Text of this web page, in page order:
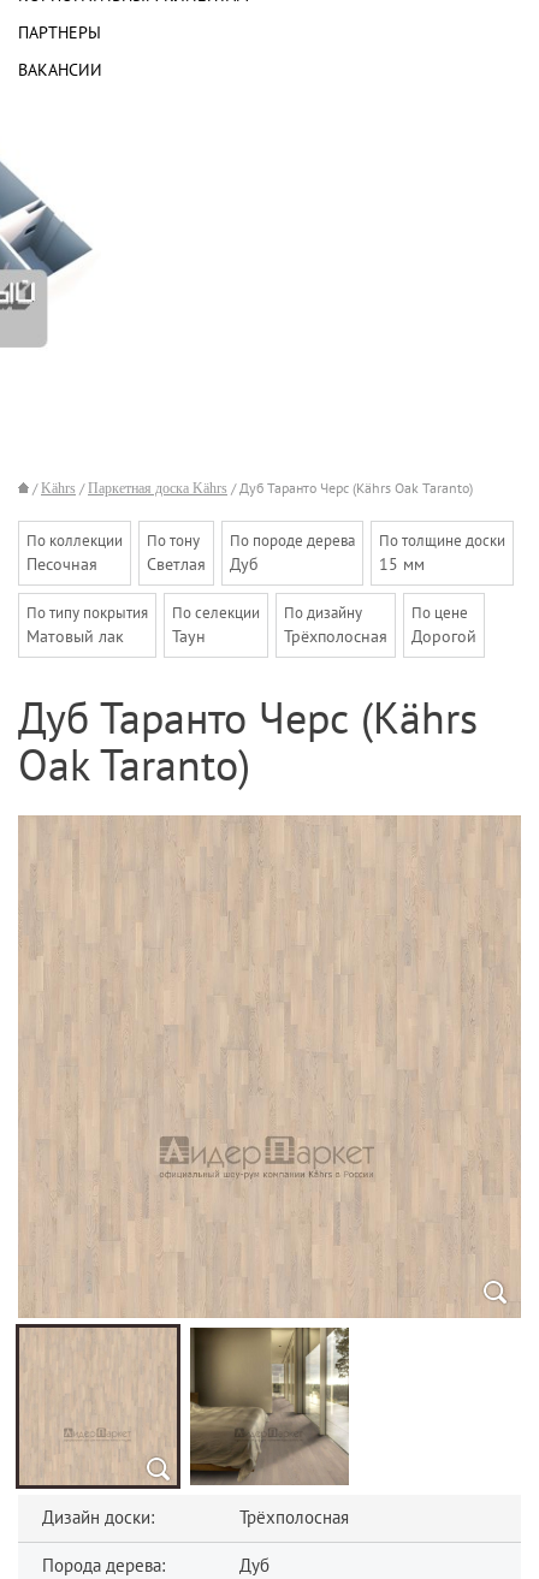
ПАРТНЕРЫ
ВАКАНСИИ
/Kährs /Паркетная доска Kährs / Дуб Таранто Черс (Kährs Oak Taranto)
По коллекции
Песочная
По тону
Светлая
По породе дерева
Дуб
По толщине доски
15 мм
По типу покрытия
Матовый лак
По селекции
Таун
По дизайну
Трёхполосная
По цене
Дорогой
Дуб Таранто Черс (Kährs
Oak Taranto)
Дизайн доски: Трёхполосная
Порода дерева: Дуб